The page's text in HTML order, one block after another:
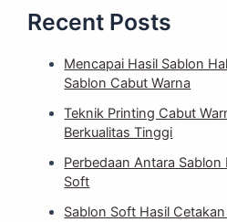
Recent Posts
Mencapai Hasil Sablon
Sablon Cabut Warna
Teknik Printing Cabut
Berkualitas Tinggi
Perbedaan Antara
Soft
Sablon Soft Hasil